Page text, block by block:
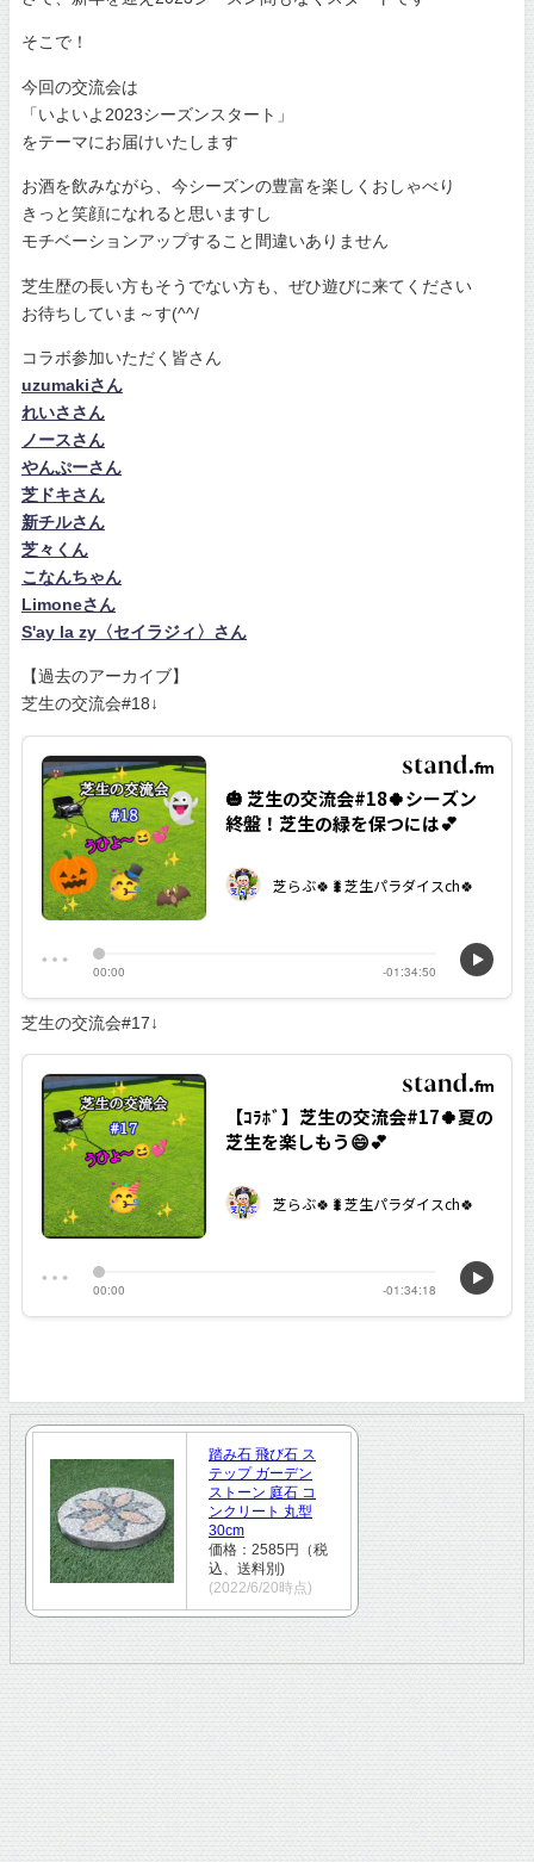
そこで！
今回の交流会は
「いよいよ2023シーズンスタート」
をテーマにお届けいたします
お酒を飲みながら、今シーズンの豊富を楽しくおしゃべり
きっと笑顔になれると思いますし
モチベーションアップすること間違いありません
芝生歴の長い方もそうでない方も、ぜひ遊びに来てください
お待ちしていま～す(^^/
コラボ参加いただく皆さん
uzumakiさん
れいささん
ノースさん
やんぷーさん
芝ドキさん
新チルさん
芝々くん
こなんちゃん
Limoneさん
S'ay la zy〈セイラジィ〉さん
【過去のアーカイブ】
芝生の交流会#18↓
芝生の交流会#17↓
踏み石 飛び石 ス
テップ ガーデン
ストーン 庭石 コ
ンクリート 丸型
30cm
価格：2585円（税
込、送料別)
(2022/6/20時点)